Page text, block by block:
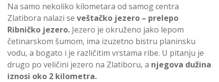
Na samo nekoliko kilometara od samog centra
Zlatibora nalazi se veštačko jezero – prelepo
Ribničko jezero. Jezero je okruženo jako lepom
četinarskom šumom, ima izuzetno bistru planinsku
vodu, a bogato i je različitim vrstama ribe. U pitanju je
drugo po veličini jezero na Zlatiboru, a njegova dužina
iznosi oko 2 kilometra.